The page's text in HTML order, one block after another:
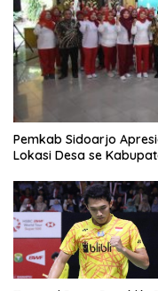
Pemkab Sidoarjo
Lokasi Desa se